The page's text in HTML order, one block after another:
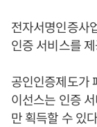
전자서명인증사
인증 서비스를
공인인증제도가
이선스는 인증
만 획득할 수 있